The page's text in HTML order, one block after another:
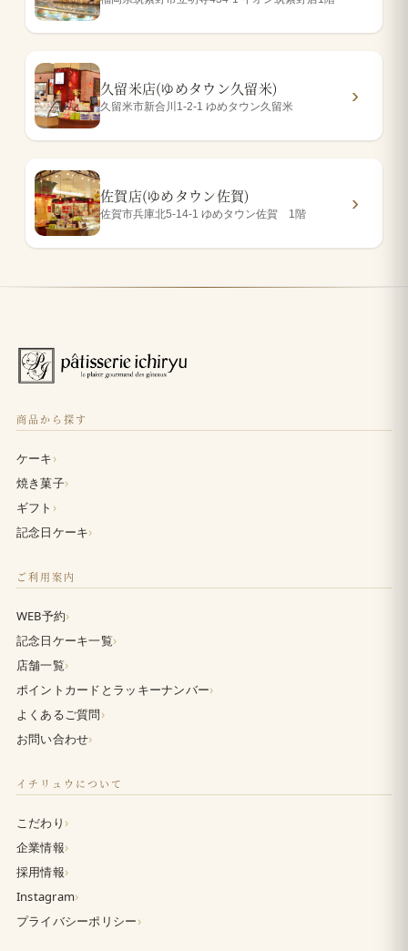
久留米店(ゆめタウン久留米)
久留米市新合川1-2-1 ゆめタウン久留米
佐賀店(ゆめタウン佐賀)
佐賀市兵庫北5-14-1 ゆめタウン佐賀 1階
商品から探す
ケーキ›
焼き菓子›
ギフト ›
記念日ケーキ›
ご利用案内
WEB予約›
記念日ケーキ一覧›
店舗一覧›
ポイントカードとラッキーナンバー›
よくあるご質問›
お問い合わせ›
イチリュウについて
こだわり ›
企業情報›
採用情報›
Instagram›
プライバシーポリシー›